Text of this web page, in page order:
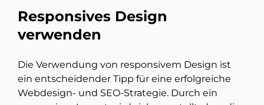
Responsives Design
verwenden
Die Verwendung von responsivem Design ist
ein entscheidender Tipp für eine erfolgreiche
Webdesign- und SEO-Strategie. Durch ein